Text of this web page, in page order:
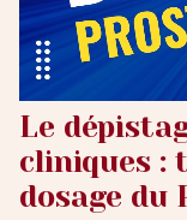
Le
cliniques :
dosage du